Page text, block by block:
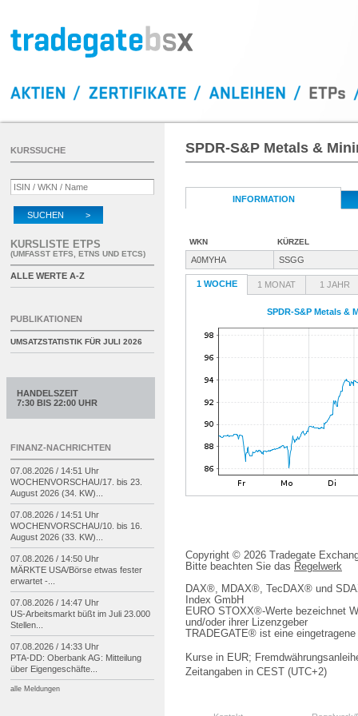
SPDR-S&P Metals &
INFORMATION
WKN KÜRZEL
A0MYHA SSGG
1 WOCHE 1 MONAT 1 JAHR
SPDR-S&P Metals &
Copyright © 2026 Tradegate
Bitte beachten Sie das Regelwerk
DAX®, MDAX®, TecDAX® und
Index GmbH
EURO STOXX®-Werte bezeichnet
und/oder ihrer Lizenzgeber
TRADEGATE® ist eine
Kurse in EUR;
Zeitangaben in CEST (UTC+2)
KURSSUCHE
SUCHEN >
KURSLISTE ETPS
(UMFASST ETFS, ETNS UND ETCS)
ALLE WERTE A-Z
PUBLIKATIONEN
UMSATZSTATISTIK FÜR JULI 2026
HANDELSZEIT
7:30 BIS 22:00 UHR
FINANZ-NACHRICHTEN
07.08.2026 / 14:51 Uhr
WOCHENVORSCHAU/17. bis 23.
August 2026 (34. KW)...
07.08.2026 / 14:51 Uhr
WOCHENVORSCHAU/10. bis 16.
August 2026 (33. KW)...
07.08.2026 / 14:50 Uhr
MÄRKTE USA/Börse etwas fester
erwartet -
07.08.2026 / 14:47 Uhr
US-Arbeitsmarkt büßt im Juli 23.000
Stellen...
07.08.2026 / 14:33 Uhr
PTA-DD: Oberbank AG: Mitteilung
über Eigengeschäfte...
alle Meldungen